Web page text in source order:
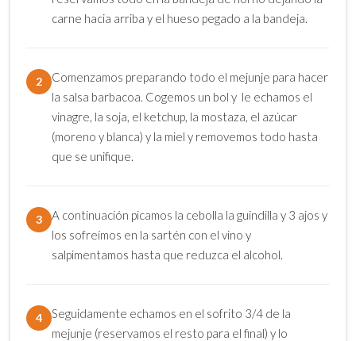
carne hacia arriba y el hueso pegado a la bandeja.
2
Comenzamos preparando todo el mejunje para hacer
la salsa barbacoa. Cogemos un bol y le echamos el
vinagre, la soja, el ketchup, la mostaza, el azúcar
(moreno y blanca) y la miel y removemos todo hasta
que se unifique.
3
A continuación picamos la cebolla la guindilla y 3 ajos y
los sofreímos en la sartén con el vino y
salpimentamos hasta que reduzca el alcohol.
4
Seguidamente echamos en el sofrito 3/4 de la
mejunje (reservamos el resto para el final) y lo